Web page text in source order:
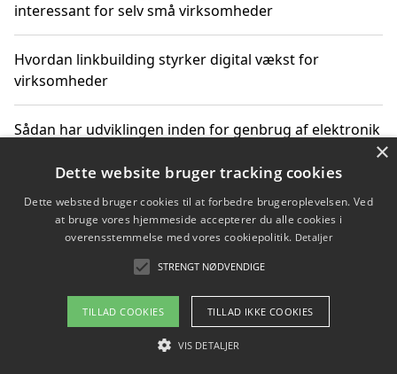
interessant for selv små virksomheder
Hvordan linkbuilding styrker digital vækst for
virksomheder
Sådan har udviklingen inden for genbrug af elektronik
Copyright 2026 - Pilanto Aps
Om / kontakt
×
Dette website bruger tracking cookies
Dette websted bruger cookies til at forbedre brugeroplevelsen. Ved
at bruge vores hjemmeside accepterer du alle cookies i
overensstemmelse med vores cookiepolitik. Detaljer
STRENGT NØDVENDIGE
TILLAD COOKIES TILLAD IKKE COOKIES
VIS DETALJER